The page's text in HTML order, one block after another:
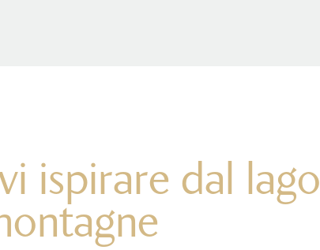
ispirare dal lago